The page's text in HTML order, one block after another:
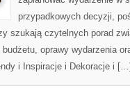
przypadkowych decyzji,
szukają czytelnych porad
oprawy wydarzenia
i Inspiracje i Dekoracje i